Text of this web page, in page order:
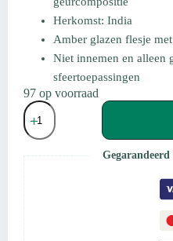
Herkomst: India
Amber glazen flesje
Niet innemen en alleen
sfeertoepassingen
97 op voorraad
Scentulp
Etherische
Olie
absolute
(grandiflorum)
10ml
aantal